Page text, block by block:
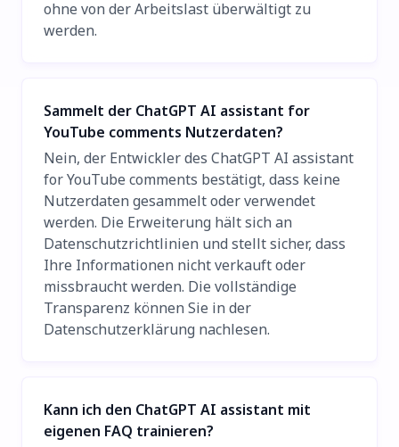
ohne von der Arbeitslast überwältigt zu
werden.
Sammelt der ChatGPT AI assistant for
YouTube comments Nutzerdaten?
Nein, der Entwickler des ChatGPT AI assistant
for YouTube comments bestätigt, dass keine
Nutzerdaten gesammelt oder verwendet
werden. Die Erweiterung hält sich an
Datenschutzrichtlinien und stellt sicher, dass
Ihre Informationen nicht verkauft oder
missbraucht werden. Die vollständige
Transparenz können Sie in der
Datenschutzerklärung nachlesen.
Kann ich den ChatGPT AI assistant mit
eigenen FAQ trainieren?